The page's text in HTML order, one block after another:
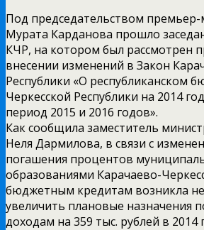
Под председательством
Мурата Карданова прошло
КЧР, на котором был рассмотрен
внесении изменений в Закон
Республики «О республиканском
Черкесской Республики на 2014
период 2015 и 2016 годов».
Как сообщила заместитель
Неля Дармилова, в связи с
погашения процентов
образованиями Карачаево-
бюджетным кредитам возникла
увеличить плановые назначения
доходам на 359 тыс. рублей в 2014